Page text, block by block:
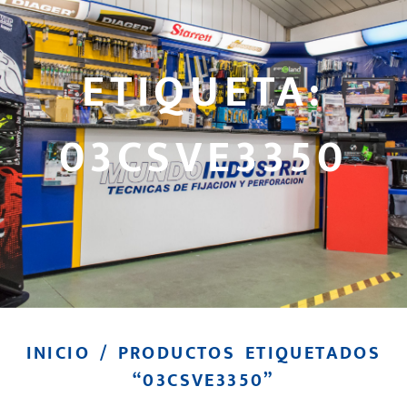
ETIQUETA:
03CSVE3350
INICIO / PRODUCTOS ETIQUETADOS
“03CSVE3350”